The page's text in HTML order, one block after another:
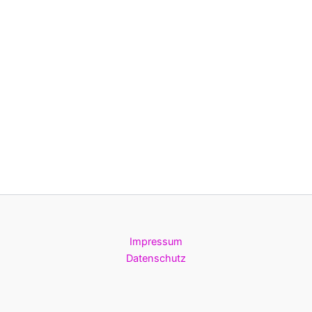
Impressum
Datenschutz